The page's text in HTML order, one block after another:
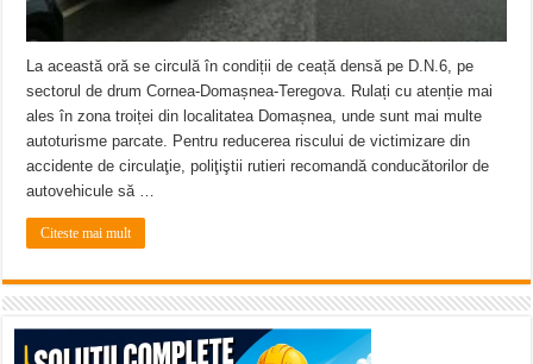
La această oră se circulă în condiții de ceață densă pe D.N.6, pe
sectorul de drum Cornea-Domașnea-Teregova. Rulați cu atenție mai
ales în zona troiței din localitatea Domașnea, unde sunt mai multe
autoturisme parcate. Pentru reducerea riscului de victimizare din
accidente de circulaţie, poliţiştii rutieri recomandă conducătorilor de
autovehicule să …
Citeste mai mult